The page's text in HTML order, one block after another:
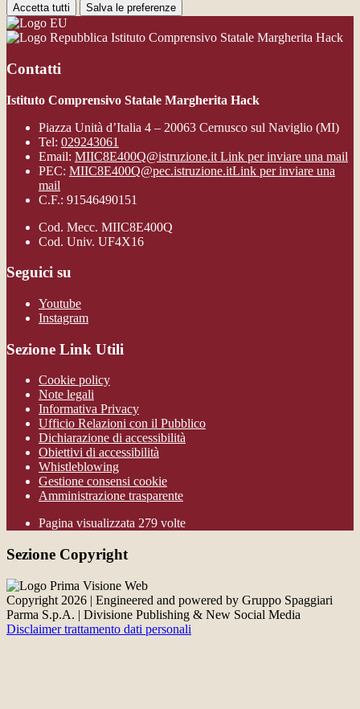
Accetta tutti Salva le preferenze
Istituto Comprensivo Statale Margherita Hack
Contatti
Istituto Comprensivo Statale Margherita Hack
Piazza Unità d’Italia 4 – 20063 Cernusco sul Naviglio (MI)
Tel: 029243061
Email: MIIC8E400Q@istruzione.it Link per inviare una mail
PEC: MIIC8E400Q@pec.istruzione.itLink per inviare una
mail
C.F.: 91546490151
Cod. Mecc. MIIC8E400Q
Cod. Univ. UF4X16
Seguici su
Youtube
Instagram
Sezione Link Utili
Cookie policy
Note legali
Informativa Privacy
Ufficio Relazioni con il Pubblico
Dichiarazione di accessibilità
Obiettivi di accessibilità
Whistleblowing
Gestione consensi cookie
Amministrazione trasparente
Pagina visualizzata 279 volte
Sezione Copyright
Copyright 2026 | Engineered and powered by Gruppo Spaggiari
Parma S.p.A. | Divisione Publishing & New Social Media
Disclaimer trattamento dati personali